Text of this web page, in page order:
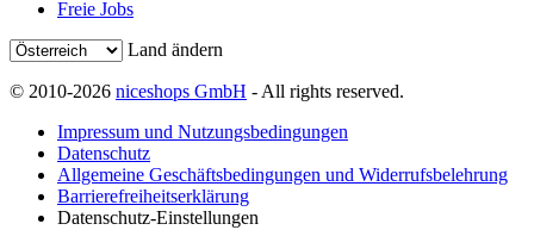
Freie Jobs
Land ändern
© 2010-2026 niceshops GmbH - All rights reserved.
Impressum und Nutzungsbedingungen
Datenschutz
Allgemeine Geschäftsbedingungen und Widerrufsbelehrung
Barrierefreiheitserklärung
Datenschutz-Einstellungen